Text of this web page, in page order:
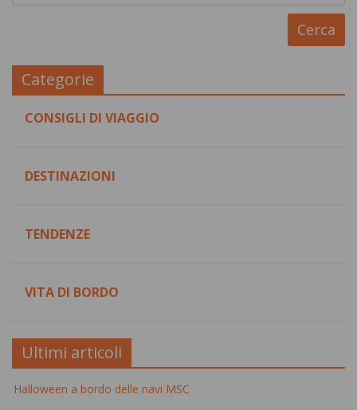
Categorie
CONSIGLI DI VIAGGIO
DESTINAZIONI
TENDENZE
VITA DI BORDO
Ultimi articoli
Halloween a bordo delle navi MSC